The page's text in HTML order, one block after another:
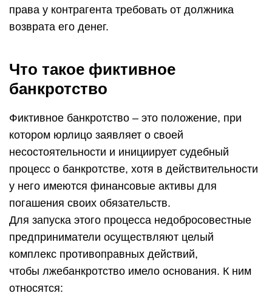
права у контрагента требовать от должника
возврата его денег.
Что такое фиктивное
банкротство
Фиктивное банкротство – это положение, при
котором юрлицо заявляет о своей
несостоятельности и инициирует судебный
процесс о банкротстве, хотя в действительности
у него имеются финансовые активы для
погашения своих обязательств.
Для запуска этого процесса недобросовестные
предприниматели осуществляют целый
комплекс противоправных действий,
чтобы лжебанкротство имело основания. К ним
относятся: